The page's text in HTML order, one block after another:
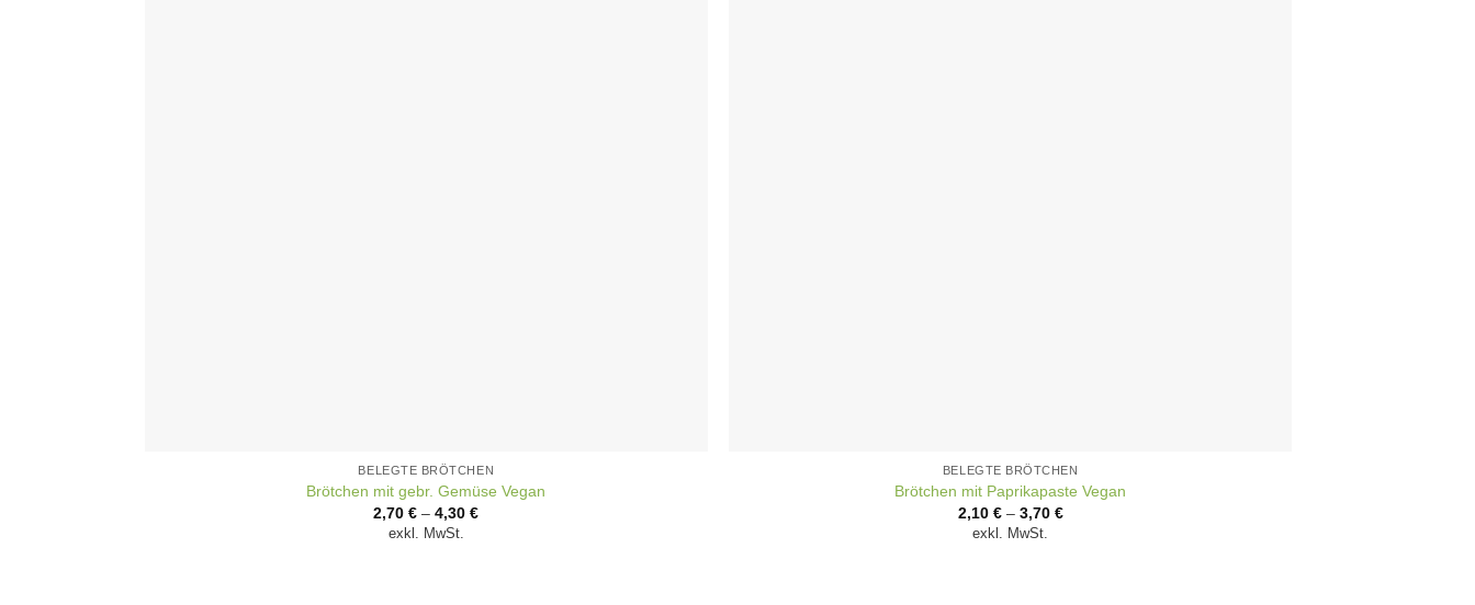
BELEGTE BRÖTCHEN
Brötchen mit gebr. Gemüse Vegan
2,70€ –4,30€
exkl. MwSt.
BELEGTE BRÖTCHEN
Brötchen mit Paprikapaste Vegan
2,10 €– 3,70 €
exkl. MwSt.